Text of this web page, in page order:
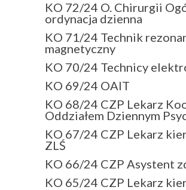
KO 72/24 O. Chirurgii
ordynacja dzienna
KO 71/24 Technik
magnetyczny
KO 70/24 Technicy
KO 69/24 OAIT
KO 68/24 CZP Lekarz
Oddziałem Dziennym
KO 67/24 CZP Lekarz
ZLŚ
KO 66/24 CZP Asystent
KO 65/24 CZP Lekarz